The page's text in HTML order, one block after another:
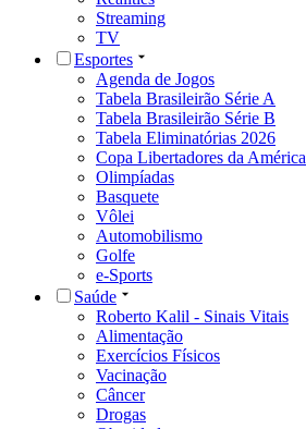
Streaming
TV
Esportes
Agenda de Jogos
Tabela Brasileirão Série A
Tabela Brasileirão Série B
Tabela Eliminatórias 2026
Copa Libertadores da América
Olimpíadas
Basquete
Vôlei
Automobilismo
Golfe
e-Sports
Saúde
Roberto Kalil - Sinais Vitais
Alimentação
Exercícios Físicos
Vacinação
Câncer
Drogas